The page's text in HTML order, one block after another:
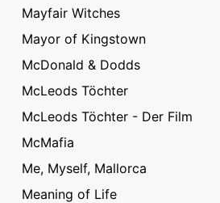
Mayfair Witches
Mayor of Kingstown
McDonald & Dodds
McLeods Töchter
McLeods Töchter - Der Film
McMafia
Me, Myself, Mallorca
Meaning of Life